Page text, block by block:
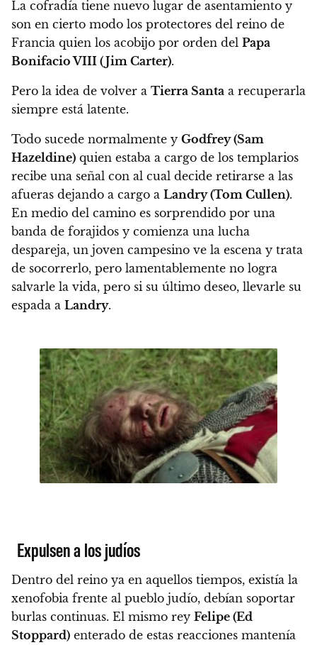
La cofradía tiene nuevo lugar de asentamiento y
son en cierto modo los protectores del reino de
Francia quien los acobijo por orden del Papa
Bonifacio VIII (Jim Carter).
Pero la idea de volver a Tierra Santa a recuperarla
siempre está latente.
Todo sucede normalmente y Godfrey (Sam
Hazeldine) quien estaba a cargo de los templarios
recibe una señal con al cual decide retirarse a las
afueras dejando a cargo a Landry (Tom Cullen).
En medio del camino es sorprendido por una
banda de forajidos y comienza una lucha
despareja, un joven campesino ve la escena y trata
de socorrerlo, pero lamentablemente no logra
salvarle la vida, pero si su último deseo, llevarle su
espada a Landry.
Expulsen a los judíos
Dentro del reino ya en aquellos tiempos, existía la
xenofobia frente al pueblo judío, debían soportar
burlas continuas. El mismo rey Felipe (Ed
Stoppard) enterado de estas reacciones mantenía